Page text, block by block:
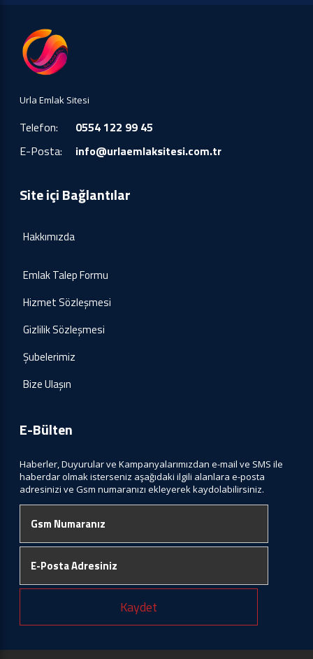
Urla Emlak Sitesi
Telefon:
0554 122 99 45
E-Posta:
info@urlaemlaksitesi.com.tr
Site içi Bağlantılar
Hakkımızda
Emlak Talep Formu
Hizmet Sözleşmesi
Gizlilik Sözleşmesi
Şubelerimiz
Bize Ulaşın
E-Bülten
Haberler, Duyurular ve Kampanyalarımızdan e-mail ve SMS ile
haberdar olmak isterseniz aşağıdaki ilgili alanlara e-posta
adresinizi ve Gsm numaranızı ekleyerek kaydolabilirsiniz.
Kaydet